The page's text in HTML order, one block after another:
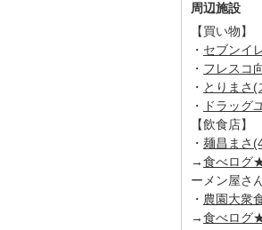
周辺施設
【買い物】
・ セブンイ
・ フレスコ
・ とりまさ
・
ドラッグ
【飲食店】
・ 麺昌まさ
→食べログ
ーメン屋さん
・ 農園大衆
→食べログ